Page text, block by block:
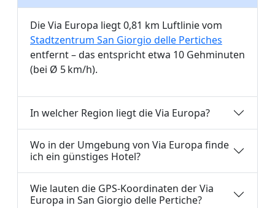
Die Via Europa liegt 0,81 km Luftlinie vom
Stadtzentrum San Giorgio delle Pertiches
entfernt – das entspricht etwa 10 Gehminuten
(bei Ø 5 km/h).
In welcher Region liegt die Via Europa?
Wo in der Umgebung von Via Europa finde
ich ein günstiges Hotel?
Wie lauten die GPS-Koordinaten der Via
Europa in San Giorgio delle Pertiche?